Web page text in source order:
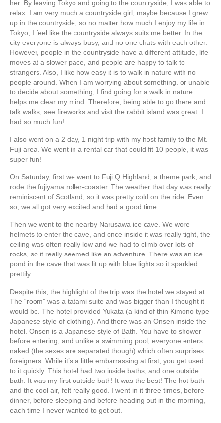
her. By leaving Tokyo and going to the countryside, I was able to
relax. I am very much a countryside girl, maybe because I grew
up in the countryside, so no matter how much I enjoy my life in
Tokyo, I feel like the countryside always suits me better. In the
city everyone is always busy, and no one chats with each other.
However, people in the countryside have a different attitude, life
moves at a slower pace, and people are happy to talk to
strangers. Also, I like how easy it is to walk in nature with no
people around. When I am worrying about something, or unable
to decide about something, I find going for a walk in nature
helps me clear my mind. Therefore, being able to go there and
talk walks, see fireworks and visit the rabbit island was great. I
had so much fun!
I also went on a 2 day, 1 night trip with my host family to the Mt.
Fuji area. We went in a rental car that could fit 10 people, it was
super fun!
On Saturday, first we went to Fuji Q Highland, a theme park, and
rode the fujiyama roller-coaster. The weather that day was really
reminiscent of Scotland, so it was pretty cold on the ride. Even
so, we all got very excited and had a good time.
Then we went to the nearby Narusawa ice cave. We wore
helmets to enter the cave, and once inside it was really tight, the
ceiling was often really low and we had to climb over lots of
rocks, so it really seemed like an adventure. There was an ice
pond in the cave that was lit up with blue lights so it sparkled
prettily.
Despite this, the highlight of the trip was the hotel we stayed at.
The “room” was a tatami suite and was bigger than I thought it
would be. The hotel provided Yukata (a kind of thin Kimono type
Japanese style of clothing). And there was an Onsen inside the
hotel. Onsen is a Japanese style of Bath. You have to shower
before entering, and unlike a swimming pool, everyone enters
naked (the sexes are separated though) which often surprises
foreigners. While it’s a little embarrassing at first, you get used
to it quickly. This hotel had two inside baths, and one outside
bath. It was my first outside bath! It was the best! The hot bath
and the cool air, felt really good. I went in it three times, before
dinner, before sleeping and before heading out in the morning,
each time I never wanted to get out.